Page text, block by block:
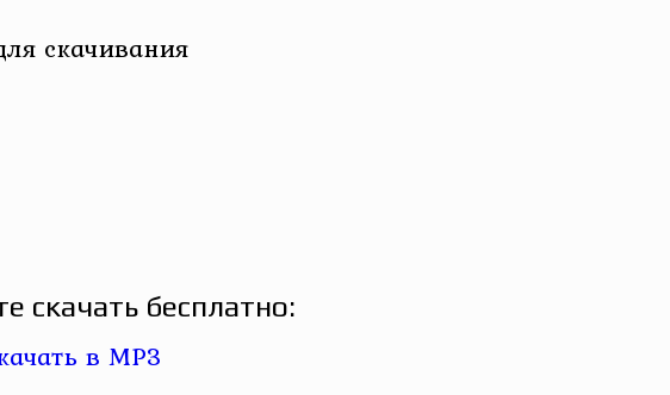
скачивания
скачать бесплатно: